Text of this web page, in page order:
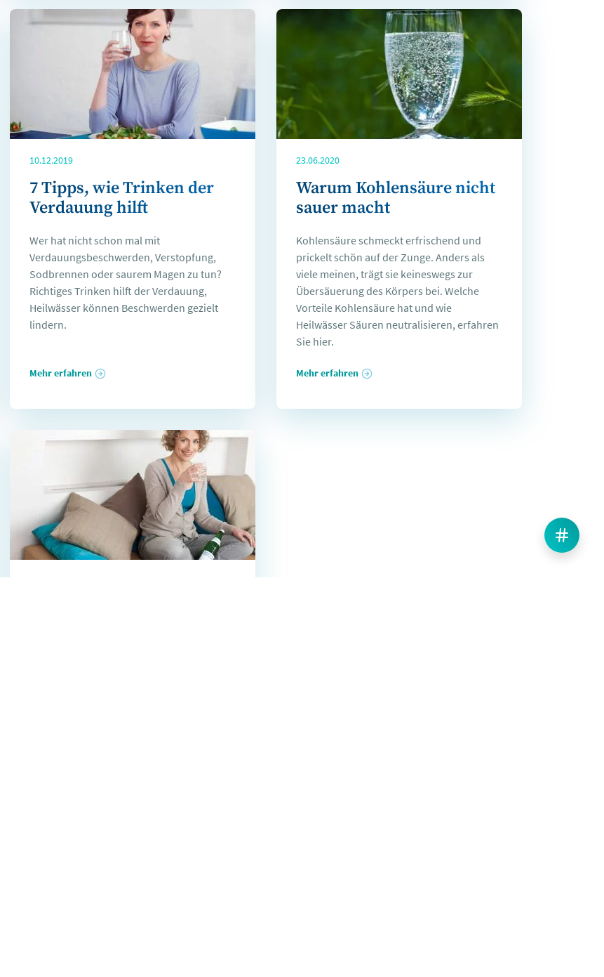
10.12.2019
7 Tipps, wie Trinken der
Verdauung hilft
Wer hat nicht schon mal mit
Verdauungsbeschwerden, Verstopfung,
Sodbrennen oder saurem Magen zu tun?
Richtiges Trinken hilft der Verdauung,
Heilwässer können Beschwerden gezielt
lindern.
Mehr erfahren
23.06.2020
Warum Kohlensäure nicht
sauer macht
Kohlensäure schmeckt erfrischend und
prickelt schön auf der Zunge. Anders als
viele meinen, trägt sie keineswegs zur
Übersäuerung des Körpers bei. Welche
Vorteile Kohlensäure hat und wie
Heilwässer Säuren neutralisieren, erfahren
Sie hier.
Mehr erfahren